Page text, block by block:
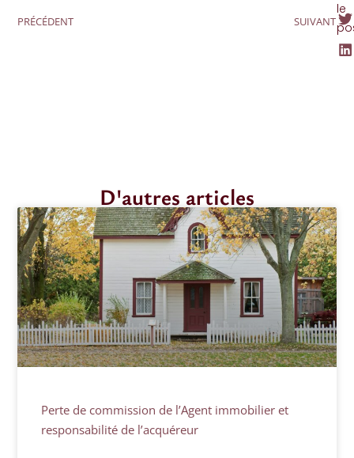
PRÉCÉDENT SUIVANT
le
D'autres articles
Perte de commission de l’Agent immobilier et
responsabilité de l’acquéreur